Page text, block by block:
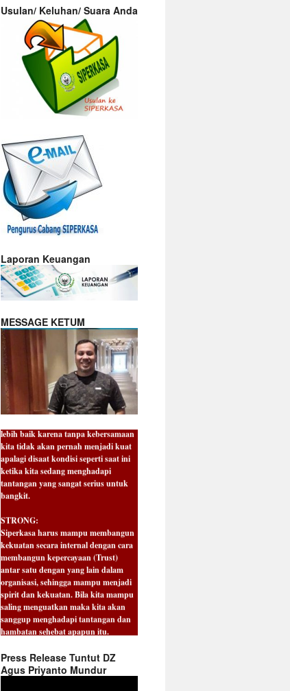
Usulan/ Keluhan/ Suara Anda
Laporan Keuangan
MESSAGE KETUM
**** MESSAGE KETUM ****
Rekan2 Warrior Siperkasa yang saya
Salam Solidaritas,
Hari ini tepat 22 tahun Siperkasa
hadir mengawal perjalanan
perusahaan yang kita cintai,
GAPURA ANGKASA. Tentu bukan
waktu yang sebentar dan tanpa
rintangan. Satu persatu rintangan dan
dengan penuh kegigihan dan
kegagahan.
Berbeda dengan tahun sebelumnya,
perayaan HUT Siperkasa ke 22 tahun
ini mengusung tema yang inspiratif
HARMONY AND SOLIDARITY"
tema yang kita usung tersebut
memiliki makna bahwa :
TOGETHERNESS:
Kebersamaan harus terus dibangun
demi pencapaian masa depan yang
lebih baik karena tanpa kebersamaan
apalagi disaat kondisi seperti saat ini
ketika kita sedang menghadapi
tantangan yang sangat serius untuk
bangkit.
STRONG:
kekuatan secara internal dengan cara
membangun kepercayaan (Trust)
antar satu dengan yang lain dalam
organisasi, sehingga mampu menjadi
spirit dan kekuatan. Bila kita mampu
saling menguatkan maka kita akan
sanggup menghadapi tantangan dan
hambatan sehebat apapun itu.
HARMONY :
berjalan sendiri. Sinergitas yang kuat
dengan semua elemen di dalam
Press Release Tuntut DZ
Agus Priyanto Mundur